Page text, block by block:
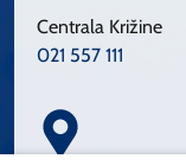
Centrala Križine
021 557 111